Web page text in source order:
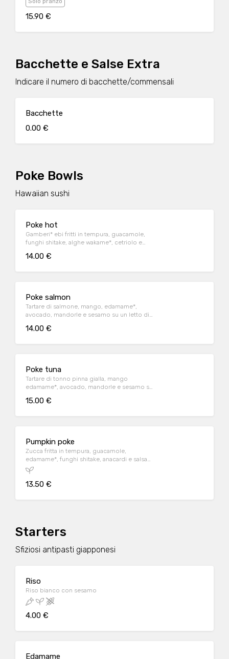
15.90 €
Bacchette e Salse Extra
Indicare il numero di bacchette/commensali
Bacchette
0.00 €
Poke Bowls
Hawaiian sushi
Poke hot
Gamberi* ebi fritti in tempura, guacamole,
funghi shitake, alghe wakame*, cetriolo e
14.00 €
Poke salmon
Tartare di salmone, mango, edamame*,
avocado, mandorle e sesamo su un letto di
14.00 €
Poke tuna
Tartare di tonno pinna gialla, mango
edamame*, avocado, mandorle e sesamo su
15.00 €
Pumpkin poke
Zucca fritta in tempura, guacamole,
edamame*, funghi shitake, anacardi e salsa
teriyaki su un letto di riso bianco
13.50 €
Starters
Sfiziosi antipasti giapponesi
Riso
Riso bianco con sesamo
4.00 €
Edamame